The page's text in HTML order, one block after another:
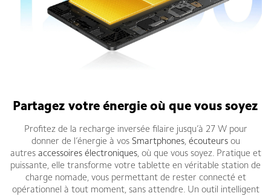
Partagez votre énergie où que vous soyez
Profitez de la recharge inversée filaire jusqu’à 27 W pour
donner de l’énergie à vos Smartphones, écouteursou
autres accessoires électroniques, où que vous soyez. Pratique et
puissante, elle transforme votre tablette en véritable station de
charge nomade, vous permettant de rester connecté et
opérationnel à tout moment, sans attendre. Un outil intelligent